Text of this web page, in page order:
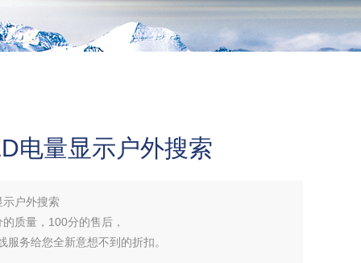
电量显示户外搜索
户外搜索
质量，100分的售后，
务给您全新意想不到的折扣。